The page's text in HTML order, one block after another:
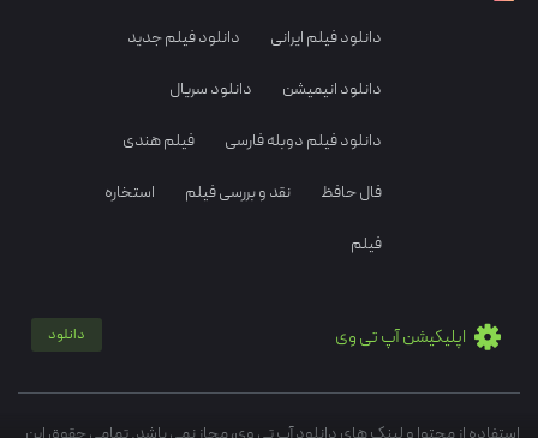
دانلود فیلم ایرانی دانلود فیلم جدید
دانلود انیمیشن دانلود سریال
دانلود فیلم دوبله فارسی فیلم هندی
فال حافظ نقد و بررسی فیلم استخاره
فیلم
اپلیکیشن آپ تی وی دانلود